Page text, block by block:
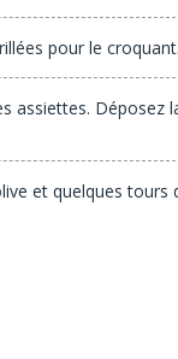
pour le
assiettes.
et quelques